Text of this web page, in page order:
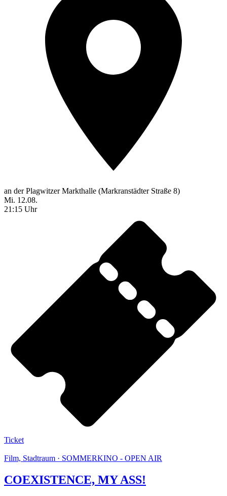
an der Plagwitzer Markthalle (Markranstädter Straße 8)
Mi. 12.08.
21:15 Uhr
Ticket
Film, Stadtraum · SOMMERKINO - OPEN AIR
COEXISTENCE, MY ASS!